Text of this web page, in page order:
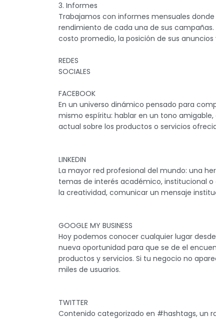
3. Informes
Trabajamos con informes mensuales
rendimiento de cada una de sus
costo promedio, la posición de sus
REDES
SOCIALES
FACEBOOK
En un universo dinámico pensado para
mismo espíritu: hablar en un tono
actual sobre los productos o servicios
LINKEDIN
La mayor red profesional del mundo: una
temas de interés académico, institucional
la creatividad, comunicar un mensaje
GOOGLE MY BUSINESS
Hoy podemos conocer cualquier lugar
nueva oportunidad para que se de el
productos y servicios. Si tu negocio no
miles de usuarios.
TWITTER
Contenido categorizado en #hashtags, un